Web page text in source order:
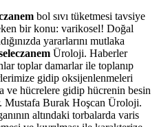
bol sıvı tüketmesi tavsiye
bir konu: varikosel! Doğal
yararlarını mutlaka
Üroloji. Haberler
toplar damarlar ile toplanıp
gidip oksijenlenmeleri
ve hücrelere gidip hücrenin besin
Mustafa Burak Hoşcan Üroloji.
altındaki torbalarda varis